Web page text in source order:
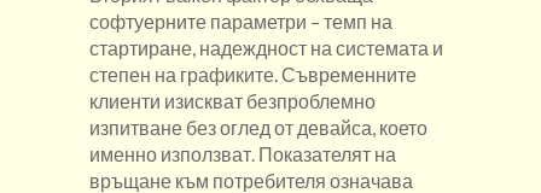
софтуерните параметри – темп на
стартиране, надеждност на системата и
степен на графиките. Съвременните
клиенти изискват безпроблемно
изпитване без оглед от девайса, което
именно използват. Показателят на
връщане към потребителя означава